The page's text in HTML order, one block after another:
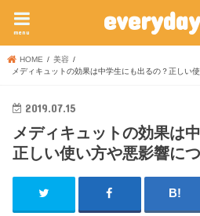
menu
HOME
美容
メディキュットの効果は中学生にも出るの？正しい
2019.07.15
メディキュットの効果は
正しい使い方や悪影響に